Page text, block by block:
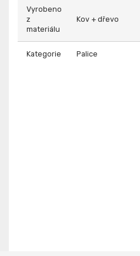
Vyrobeno
z
materiálu
Kov + dřevo
Kategorie Palice